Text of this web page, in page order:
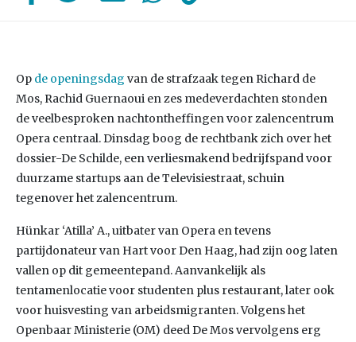
Op de openingsdag van de strafzaak tegen Richard de
Mos, Rachid Guernaoui en zes medeverdachten stonden
de veelbesproken nachtontheffingen voor zalencentrum
Opera centraal. Dinsdag boog de rechtbank zich over het
dossier-De Schilde, een verliesmakend bedrijfspand voor
duurzame startups aan de Televisiestraat, schuin
tegenover het zalencentrum.
Hünkar ‘Atilla’ A., uitbater van Opera en tevens
partijdonateur van Hart voor Den Haag, had zijn oog laten
vallen op dit gemeentepand. Aanvankelijk als
tentamenlocatie voor studenten plus restaurant, later ook
voor huisvesting van arbeidsmigranten. Volgens het
Openbaar Ministerie (OM) deed De Mos vervolgens erg